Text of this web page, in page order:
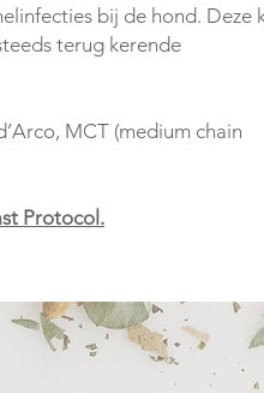
bij de hond. Deze
terug kerende
MCT (medium chain
Protocol.